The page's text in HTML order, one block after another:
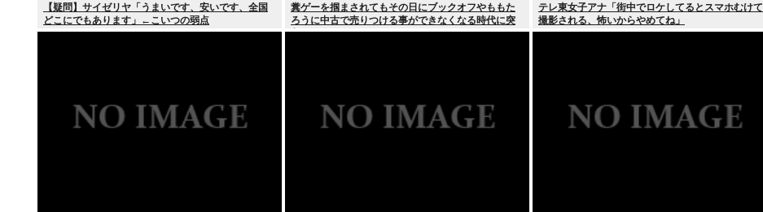
【疑問】サイゼリヤ「うまいです、安いです、全国
どこにでもあります」←こいつの弱点
糞ゲーを掴まされてもその日にブックオフやももた
ろうに中古で売りつける事ができなくなる時代に突
入
テレ東女子アナ「街中でロケしてるとスマホむけて
撮影される、怖いからやめてね」